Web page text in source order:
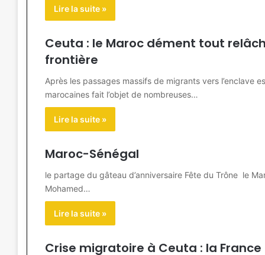
Lire la suite »
Ceuta : le Maroc dément tout
frontière
Après les passages massifs de migrants vers l’enclave
marocaines fait l’objet de nombreuses…
Lire la suite »
Maroc-Sénégal
le partage du gâteau d’anniversaire Fête du Trône le
Mohamed…
Lire la suite »
Crise migratoire à Ceuta : la